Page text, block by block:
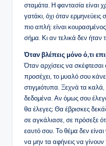
σταμάτα. Η φαντασία είναι
γατάκι, όχι όταν
πιο απλή: είναι
σήμα. Κι αν τελικά δεν ήταν
Όταν βλέπεις μόνο ό,τι
Όταν αρχίσεις να σκέφτεσαι
προσέχει, το μυαλό σου
στιγμιότυπα. Ξεχνά τα καλά,
δεδομένα. Αν όμως σου
θα έλεγες; Θα έβρισκες
σε αγκάλιασε, σε πρόσεξε
εαυτό σου. Το θέμα δεν
να μην τα αφήνεις να γίνουν